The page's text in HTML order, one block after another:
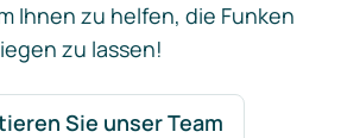
Ihnen zu helfen, die Funken
zu lassen!
Sie unser Team